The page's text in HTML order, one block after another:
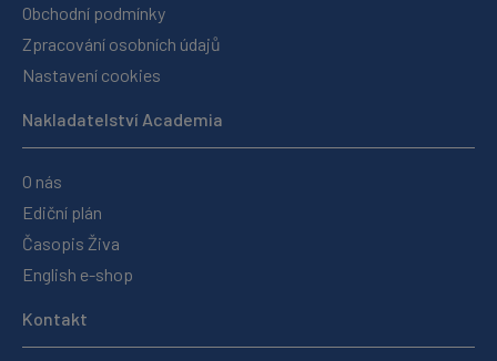
Obchodní podmínky
Zpracování osobních údajů
Nastavení cookies
Nakladatelství Academia
O nás
Ediční plán
Časopis Živa
English e-shop
Kontakt